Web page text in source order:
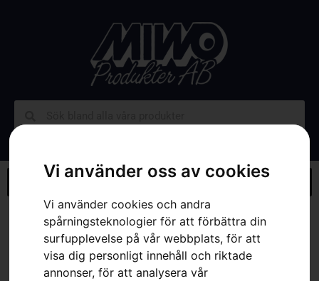
Vi använder oss av cookies
Vi använder cookies och andra
spårningsteknologier för att förbättra din
surfupplevelse på vår webbplats, för att
visa dig personligt innehåll och riktade
annonser, för att analysera vår
»Webbutik»Husqvarna sekatör, M